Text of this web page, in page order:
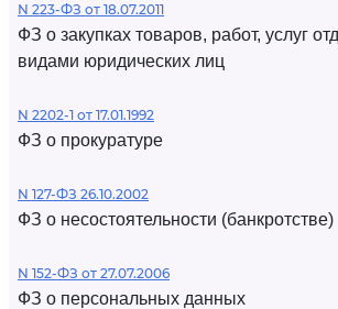
N 223-ФЗ от 18.07.2011
ФЗ о закупках товаров, работ, услуг
видами юридических лиц
N 2202-1 от 17.01.1992
ФЗ о прокуратуре
N 127-ФЗ 26.10.2002
ФЗ о несостоятельности (банкротстве)
N 152-ФЗ от 27.07.2006
ФЗ о персональных данных